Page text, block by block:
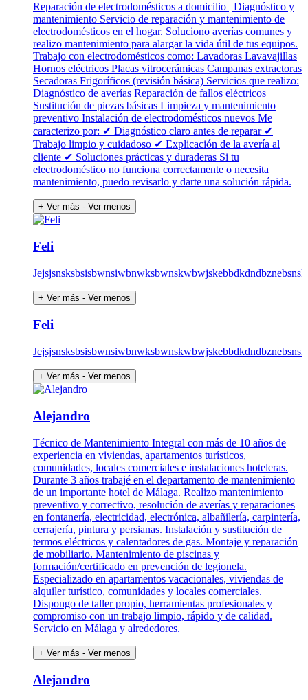
Reparación de electrodomésticos a domicilio | Diagnóstico y
mantenimiento Servicio de reparación y mantenimiento de
electrodomésticos en el hogar. Soluciono averías comunes y
realizo mantenimiento para alargar la vida útil de tus equipos.
Trabajo con electrodomésticos como: Lavadoras Lavavajillas
Hornos eléctricos Placas vitrocerámicas Campanas extractoras
Secadoras Frigoríficos (revisión básica) Servicios que realizo:
Diagnóstico de averías Reparación de fallos eléctricos
Sustitución de piezas básicas Limpieza y mantenimiento
preventivo Instalación de electrodomésticos nuevos Me
caracterizo por: ✔ Diagnóstico claro antes de reparar ✔
Trabajo limpio y cuidadoso ✔ Explicación de la avería al
cliente ✔ Soluciones prácticas y duraderas Si tu
electrodoméstico no funciona correctamente o necesita
mantenimiento, puedo revisarlo y darte una solución rápida.
+ Ver más - Ver menos
Feli
Jejsjsnsksbsisbwnsiwbnwksbwnskwbwjskebbdkdndbznebsnsk
+ Ver más - Ver menos
Feli
Jejsjsnsksbsisbwnsiwbnwksbwnskwbwjskebbdkdndbznebsnsk
+ Ver más - Ver menos
Alejandro
Técnico de Mantenimiento Integral con más de 10 años de
experiencia en viviendas, apartamentos turísticos,
comunidades, locales comerciales e instalaciones hoteleras.
Durante 3 años trabajé en el departamento de mantenimiento
de un importante hotel de Málaga. Realizo mantenimiento
preventivo y correctivo, resolución de averías y reparaciones
en fontanería, electricidad, electrónica, albañilería, carpintería,
cerrajería, pintura y persianas. Instalación y sustitución de
termos eléctricos y calentadores de gas. Montaje y reparación
de mobiliario. Mantenimiento de piscinas y
formación/certificado en prevención de legionela.
Especializado en apartamentos vacacionales, viviendas de
alquiler turístico, comunidades y locales comerciales.
Dispongo de taller propio, herramientas profesionales y
compromiso con un trabajo limpio, rápido y de calidad.
Servicio en Málaga y alrededores.
+ Ver más - Ver menos
Alejandro